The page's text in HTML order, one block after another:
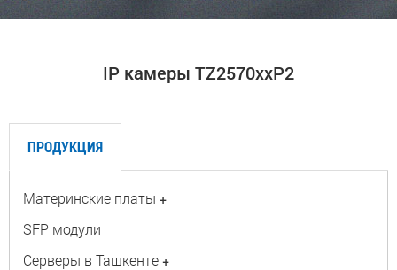
КАТАЛОГ
УСЛУГИ
IP камеры TZ2570xxP2
ПРОДУКЦИЯ
Материнские платы +
SFP модули
Серверы в Ташкенте +